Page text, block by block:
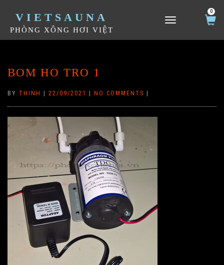
VIETSAUNA
PHÒNG XÔNG HƠI VIỆT
TOGGLE NAVIGATION
0
BOM HO TRO 1
BY THINH 22/09/2021 NO COMMENTS